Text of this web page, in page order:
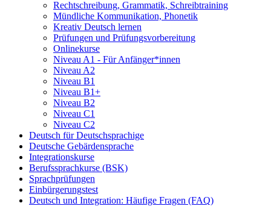
Rechtschreibung, Grammatik, Schreibtraining
Mündliche Kommunikation, Phonetik
Kreativ Deutsch lernen
Prüfungen und Prüfungsvorbereitung
Onlinekurse
Niveau A1 - Für Anfänger*innen
Niveau A2
Niveau B1
Niveau B1+
Niveau B2
Niveau C1
Niveau C2
Deutsch für Deutschsprachige
Deutsche Gebärdensprache
Integrationskurse
Berufssprachkurse (BSK)
Sprachprüfungen
Einbürgerungstest
Deutsch und Integration: Häufige Fragen (FAQ)